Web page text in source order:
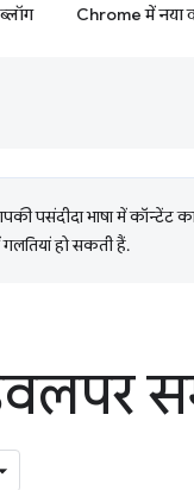
ब्लॉग Chrome में नया
पसंदीदा भाषा में कॉन्टेंट
हो सकती हैं.